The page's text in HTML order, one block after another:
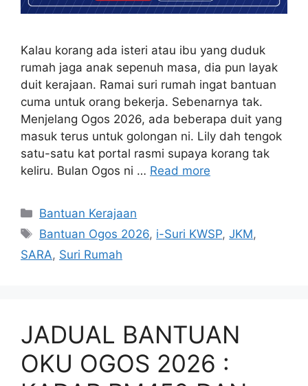
Kalau korang ada isteri atau ibu yang duduk
rumah jaga anak sepenuh masa, dia pun layak
duit kerajaan. Ramai suri rumah ingat bantuan
cuma untuk orang bekerja. Sebenarnya tak.
Menjelang Ogos 2026, ada beberapa duit yang
masuk terus untuk golongan ni. Lily dah tengok
satu-satu kat portal rasmi supaya korang tak
keliru. Bulan Ogos ni … Read more
Categories
Bantuan Kerajaan
Tags
Bantuan Ogos 2026, i-Suri KWSP,JKM,
SARA, Suri Rumah
JADUAL BANTUAN
OKU OGOS 2026 :